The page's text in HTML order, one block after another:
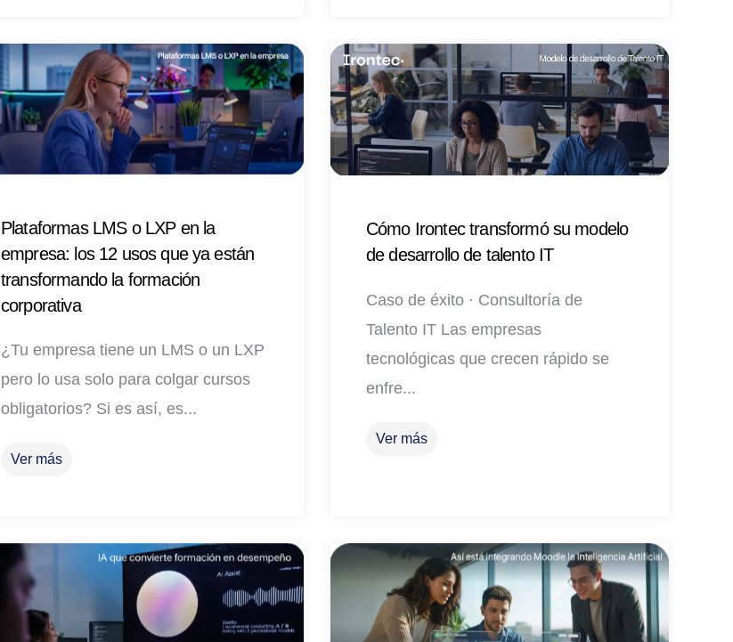
Plataformas LMS o LXP en la
empresa: los 12 usos que ya están
transformando la formación
corporativa
¿Tu empresa tiene un LMS o un LXP
pero lo usa solo para colgar cursos
obligatorios? Si es así, es...
Ver más
Cómo Irontec transformó su modelo
de desarrollo de talento IT
Caso de éxito · Consultoría de
Talento IT Las empresas
tecnológicas que crecen rápido se
enfre...
Ver más